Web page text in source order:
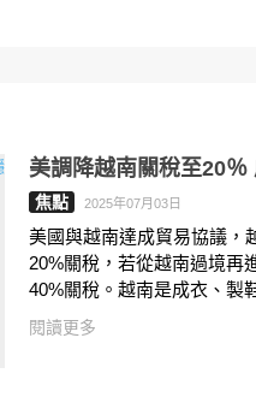
美調降越南關稅至20％
焦點 2025年07月03日
美國與越南達成貿易協議，
20%關稅，若從越南過境再
40%關稅。越南是成衣、製
閱讀更多